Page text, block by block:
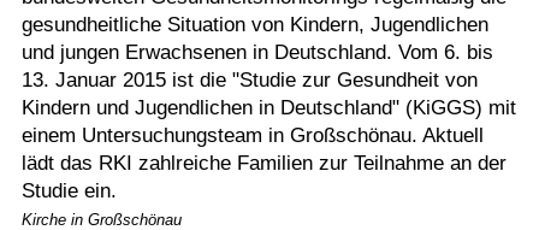
Kultur
Sport
Termine
Kostenlos
gesundheitliche Situation von Kindern, Jugendlichen
und jungen Erwachsenen in Deutschland. Vom 6. bis
13. Januar 2015 ist die "Studie zur Gesundheit von
Kindern und Jugendlichen in Deutschland" (KiGGS) mit
einem Untersuchungsteam in Großschönau. Aktuell
lädt das RKI zahlreiche Familien zur Teilnahme an der
Studie ein.
Kirche in Großschönau